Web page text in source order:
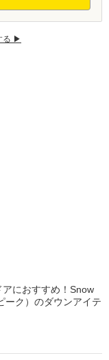
る ▶︎
におすすめ！Snow
ーク）のダウンアイテ